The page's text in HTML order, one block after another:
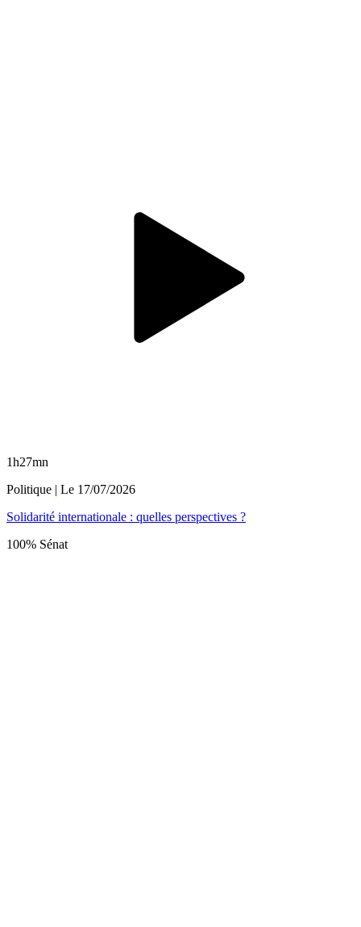
1h27mn
Politique | Le 17/07/2026
Solidarité internationale : quelles perspectives ?
100% Sénat